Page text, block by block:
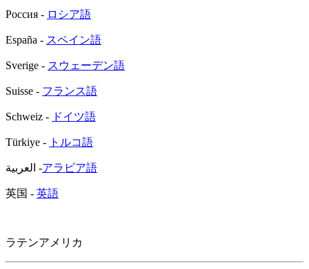
Россия - ロシア語
España - スペイン語
Sverige - スウェーデン語
Suisse - フランス語
Schweiz - ドイツ語
Türkiye - トルコ語
العربية -アラビア語
英国 - 英語
ラテンアメリカ